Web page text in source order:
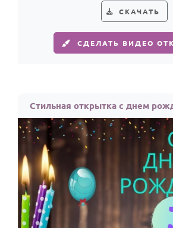
СКАЧАТЬ
СДЕЛАТЬ ВИДЕО
Стильная открытка с днем